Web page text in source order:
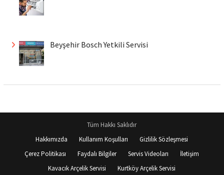
Beyşehir Bosch Yetkili Servisi
Tüm Hakkı Saklıdır
Hakkımızda
Kullanım Koşulları
Gizlilik Sözleşmesi
Çerez Politikası
Faydalı Bilgiler Servis Videoları
İletişim
Kavacık Arçelik Servisi
Kurtköy Arçelik Servisi